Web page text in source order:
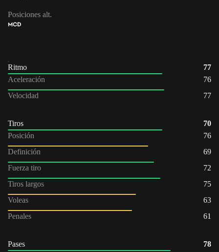
Posiciones alt.
MCD
Ritmo
77
Aceleración
76
Velocidad
77
Tiros
70
Posición
76
Definición
69
Fuerza tiro
72
Tiros largos
75
Voleas
63
Penales
61
Pases
78